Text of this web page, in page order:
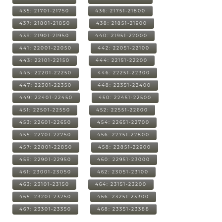
435: 21701-21750 436: 21751-21800
437: 21801-21850 438: 21851-21900
439: 21901-21950 440: 21951-22000
441: 22001-22050 442: 22051-22100
443: 22101-22150 444: 22151-22200
445: 22201-22250 446: 22251-22300
447: 22301-22350 448: 22351-22400
449: 22401-22450 450: 22451-22500
451: 22501-22550 452: 22551-22600
453: 22601-22650 454: 22651-22700
455: 22701-22750 456: 22751-22800
457: 22801-22850 458: 22851-22900
459: 22901-22950 460: 22951-23000
461: 23001-23050 462: 23051-23100
463: 23101-23150 464: 23151-23200
465: 23201-23250 466: 23251-23300
467: 23301-23350 468: 23351-23388